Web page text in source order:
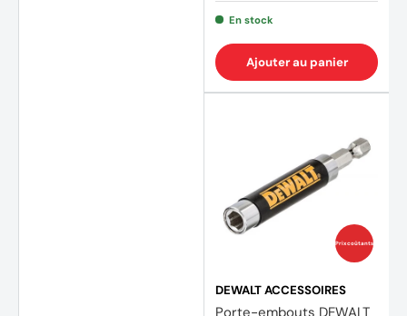
En stock
Ajouter au panier
Prix coûtants
DEWALT ACCESSOIRES